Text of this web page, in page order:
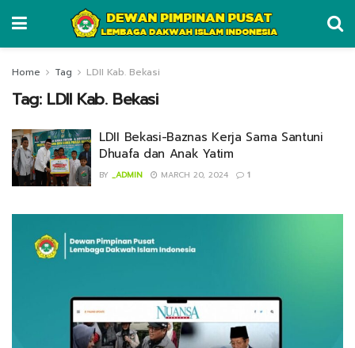
Home Tag LDII Kab. Bekasi
Tag: LDII Kab. Bekasi
LDII Bekasi-Baznas Kerja Sama Santuni
Dhuafa dan Anak Yatim
BY _ADMIN MARCH 20, 2024 1